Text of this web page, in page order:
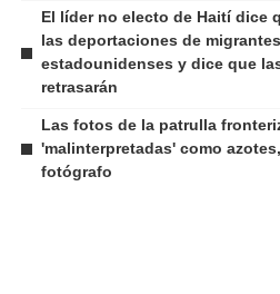
El líder no electo de Haití dice
las deportaciones de migrantes
estadounidenses y dice que
retrasarán
Las fotos de la patrulla
'malinterpretadas' como
fotógrafo